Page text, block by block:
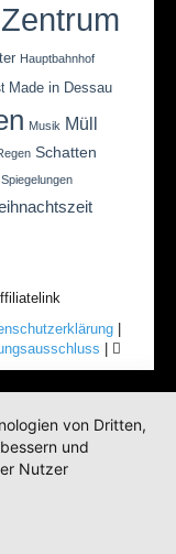
Hauptbahnhof
Made in Dessau
Musik Müll
Schatten
Spiegelungen
von Dritten,
und
Nutzer